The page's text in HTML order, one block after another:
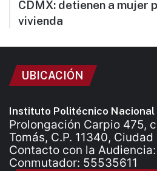
CDMX: detienen a mujer
vivienda
UBICACIÓN
Instituto Politécnico Nacional
Prolongación Carpio 475,
Tomás, C.P. 11340,
Contacto con la
Conmutador: 55535611